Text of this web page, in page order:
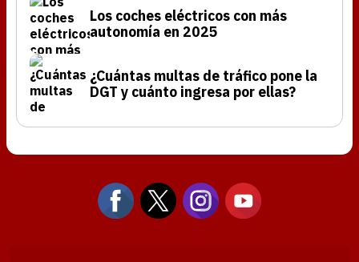
Los coches eléctricos con más
autonomía en 2025
¿Cuántas multas de tráfico pone la
DGT y cuánto ingresa por ellas?